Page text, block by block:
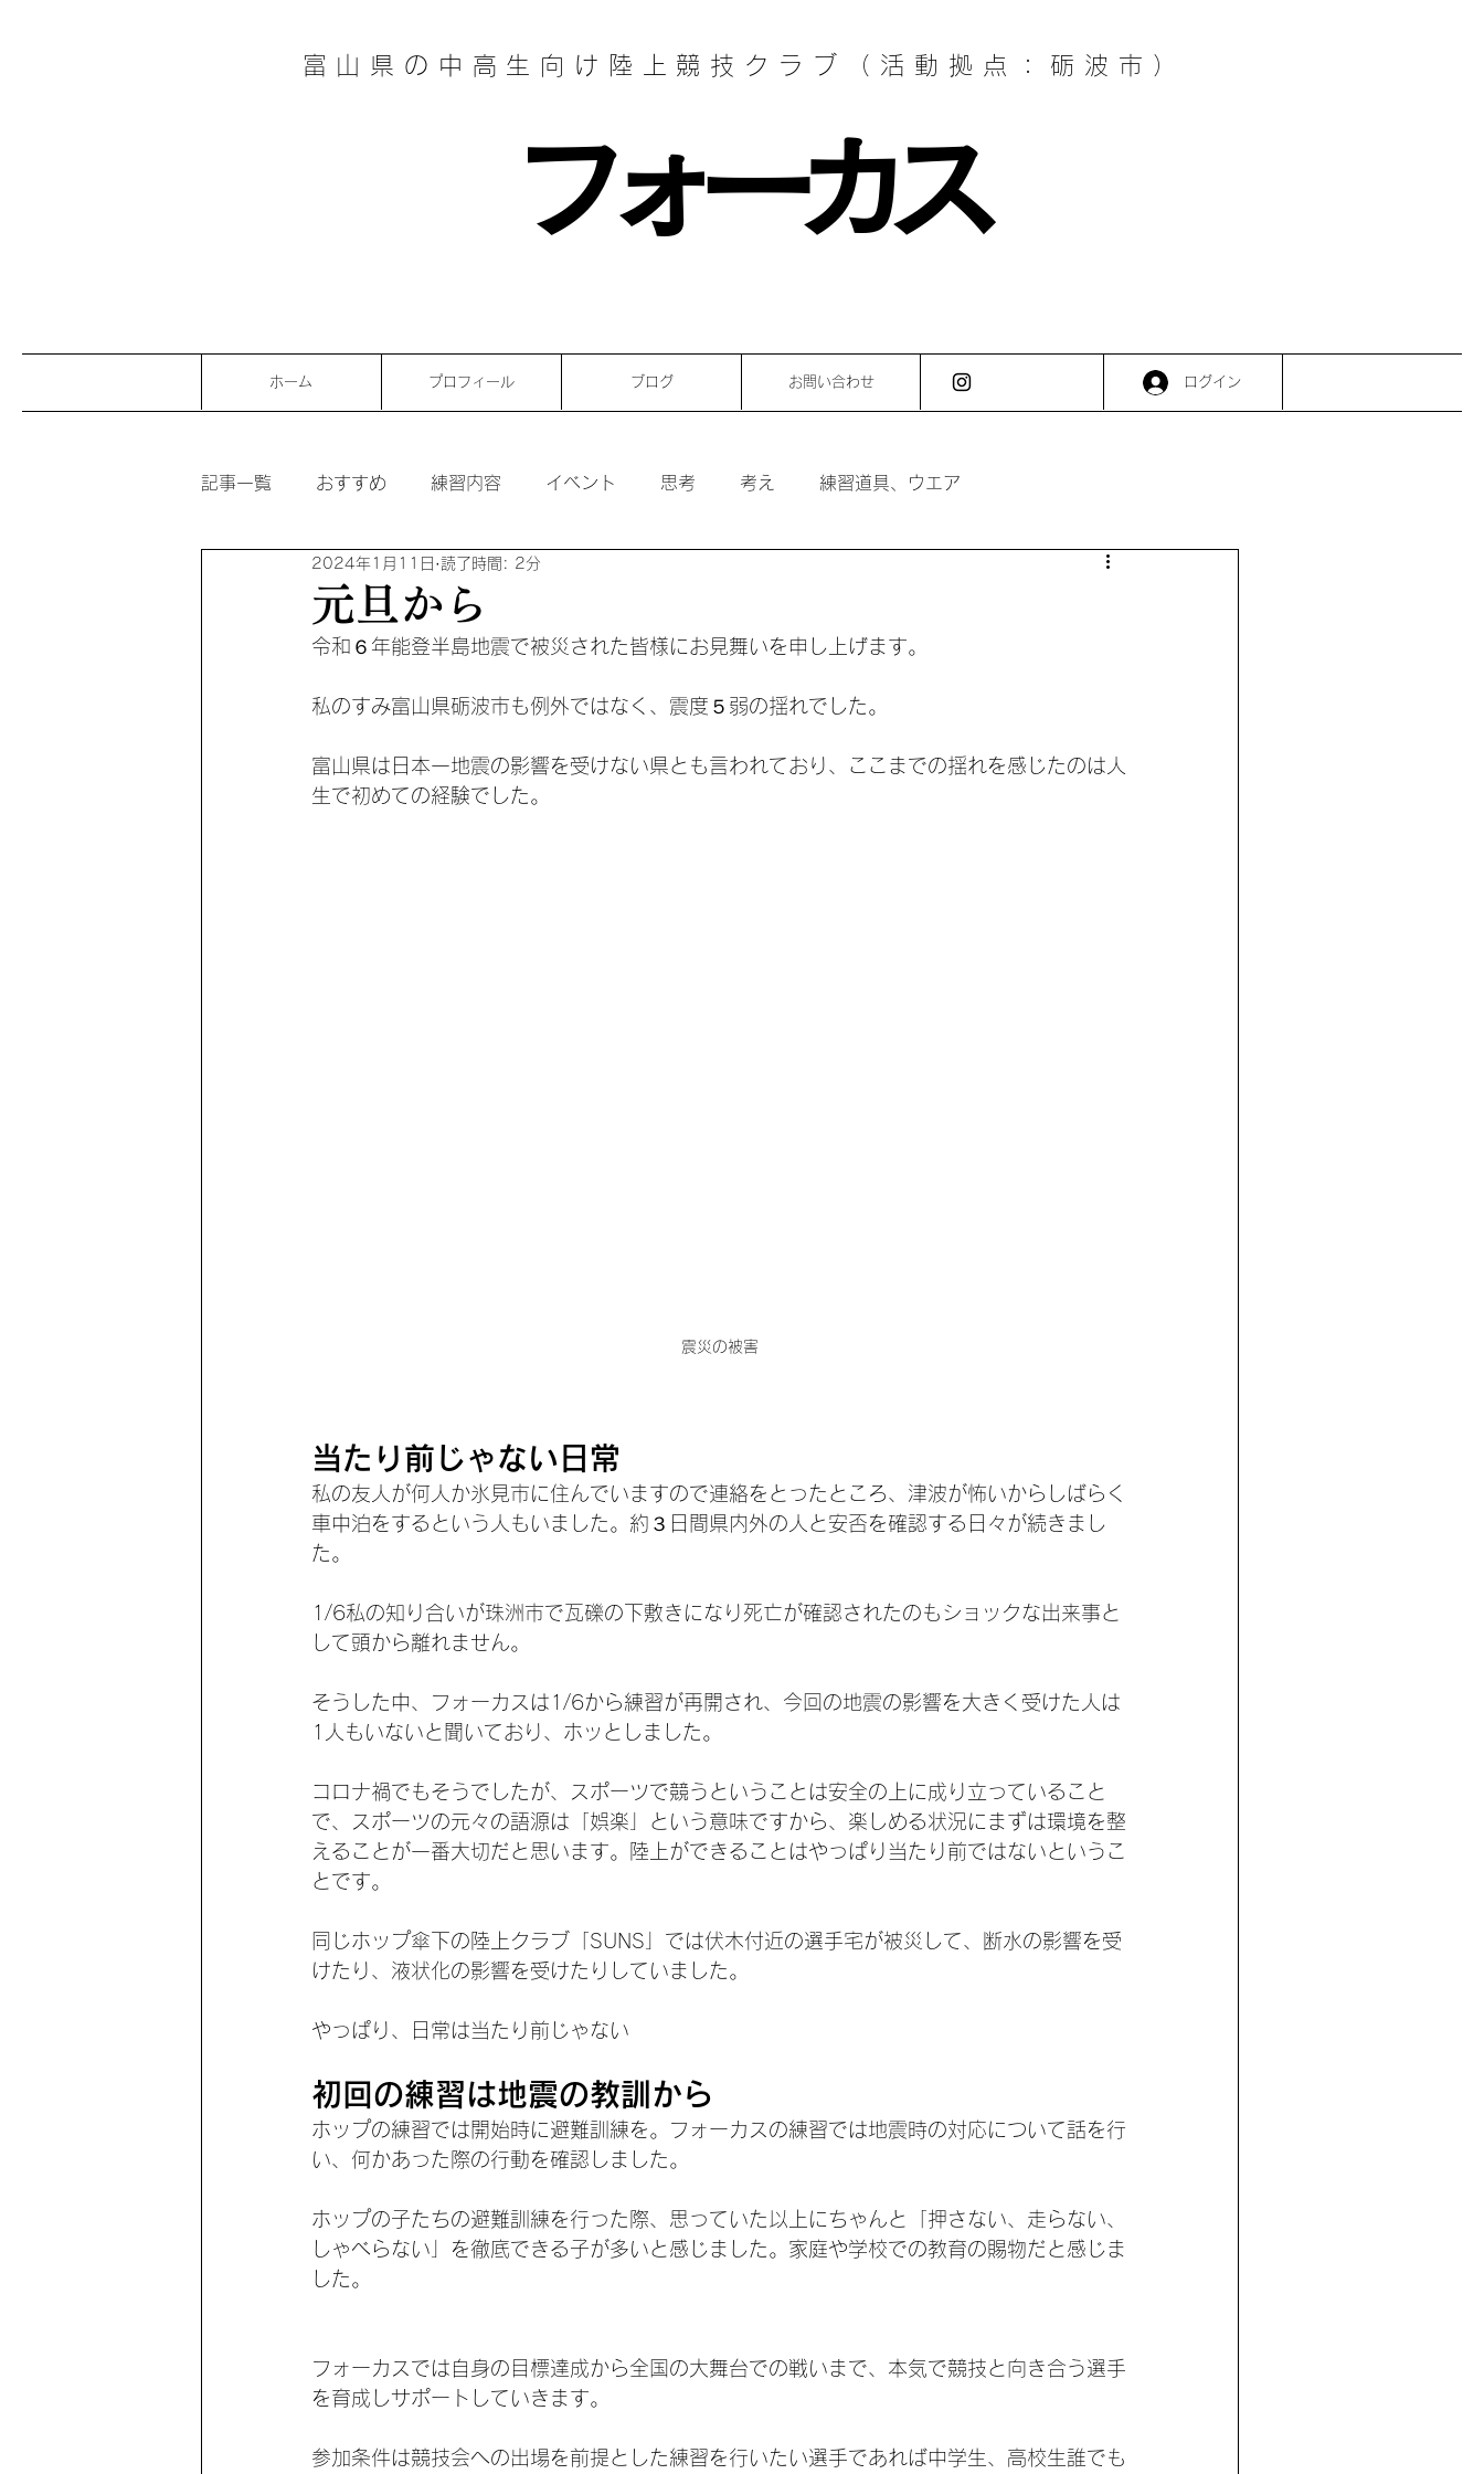
富山県の中高生向け陸上競技クラブ（活動拠点：砺波市）
フォーカス
ログイン
ホーム プロフィール ブログ お問い合わせ
記事一覧 おすすめ 練習内容 イベント 思考 考え 練習道具、ウエア
元旦から
2024年1月11日 読了時間: 2分
令和６年能登半島地震で被災された皆様にお見舞いを申し上げます。
私のすみ富山県砺波市も例外ではなく、震度５弱の揺れでした。
富山県は日本一地震の影響を受けない県とも言われており、ここまでの揺れを感じたのは人
生で初めての経験でした。
震災の被害
当たり前じゃない日常
私の友人が何人か氷見市に住んでいますので連絡をとったところ、津波が怖いからしばらく
車中泊をするという人もいました。約３日間県内外の人と安否を確認する日々が続きまし
た。
1/6私の知り合いが珠洲市で瓦礫の下敷きになり死亡が確認されたのもショックな出来事と
して頭から離れません。
そうした中、フォーカスは1/6から練習が再開され、今回の地震の影響を大きく受けた人は
1人もいないと聞いており、ホッとしました。
コロナ禍でもそうでしたが、スポーツで競うということは安全の上に成り立っていること
で、スポーツの元々の語源は「娯楽」という意味ですから、楽しめる状況にまずは環境を整
えることが一番大切だと思います。陸上ができることはやっぱり当たり前ではないというこ
とです。
同じホップ傘下の陸上クラブ「SUNS」では伏木付近の選手宅が被災して、断水の影響を受
けたり、液状化の影響を受けたりしていました。
やっぱり、日常は当たり前じゃない
初回の練習は地震の教訓から
ホップの練習では開始時に避難訓練を。フォーカスの練習では地震時の対応について話を行
い、何かあった際の行動を確認しました。
ホップの子たちの避難訓練を行った際、思っていた以上にちゃんと「押さない、走らない、
しゃべらない」を徹底できる子が多いと感じました。家庭や学校での教育の賜物だと感じま
した。
フォーカスでは自身の目標達成から全国の大舞台での戦いまで、本気で競技と向き合う選手
を育成しサポートしていきます。
参加条件は競技会への出場を前提とした練習を行いたい選手であれば中学生、高校生誰でも